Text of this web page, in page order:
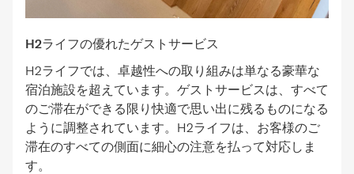
H2ライフの優れたゲストサービス
H2ライフでは、卓越性への取り組みは単なる豪華な
宿泊施設を超えています。ゲストサービスは、すべて
のご滞在ができる限り快適で思い出に残るものになる
ように調整されています。H2ライフは、お客様のご
滞在のすべての側面に細心の注意を払って対応しま
す。